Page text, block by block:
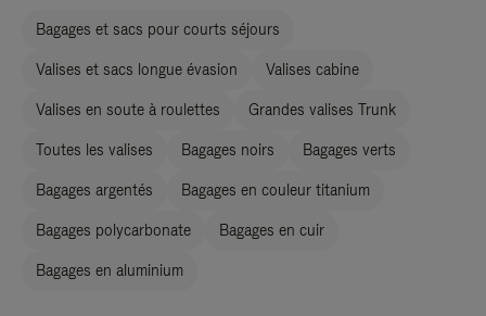
Bagages et sacs pour courts séjours
Valises et sacs longue évasion Valises cabine
Valises en soute à roulettes Grandes valises Trunk
Toutes les valises Bagages noirs Bagages verts
Bagages argentés Bagages en couleur titanium
Bagages polycarbonate Bagages en cuir
Bagages en aluminium